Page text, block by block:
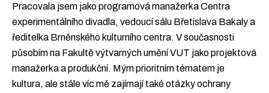
Pracovala jsem jako programová manažerka Centra
experimentálního divadla, vedoucí sálu Břetislava Bakaly a
ředitelka Brněnského kulturního centra. V současnosti
působím na Fakultě výtvarných umění VUT jako projektová
manažerka a produkční. Mým prioritním tématem je
kultura, ale stále víc mě zajímají také otázky ochrany